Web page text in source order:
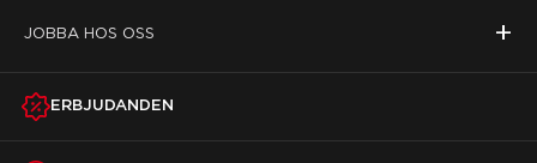
JOBBA HOS OSS +
ERBJUDANDEN